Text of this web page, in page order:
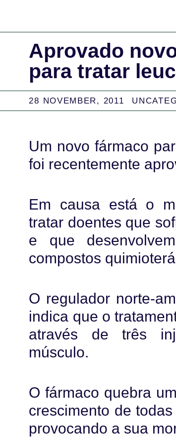
Aprovado
para tratar
28 NOVEMBER, 2011
Um novo fármaco
foi recentemente
Em causa está o
tratar doentes que
e que
compostos
O regulador norte-
indica que o
através de três
músculo.
O fármaco quebra
crescimento de
provocando a sua